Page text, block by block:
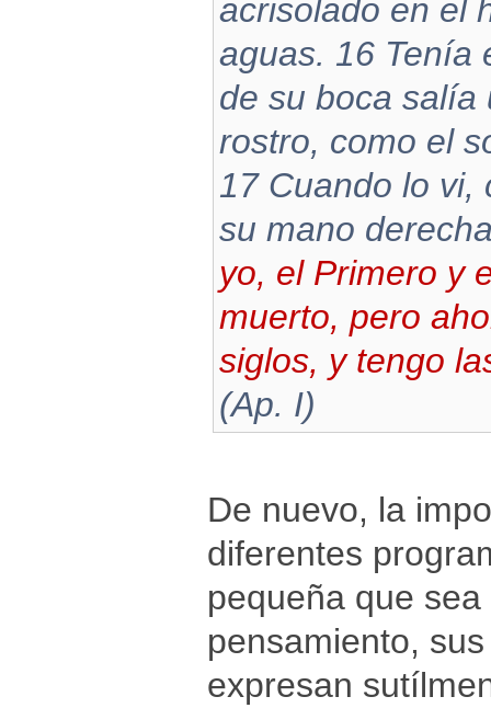
acrisolado en el
aguas. 16 Tenía
de su boca salía
rostro, como el
17 Cuando lo vi,
su mano
yo, el Primero y
muerto, pero
siglos, y tengo
(Ap. I)
De nuevo, la
diferentes
pequeña que
pensamiento,
expresan